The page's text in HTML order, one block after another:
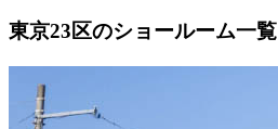
東京23区のショールーム一覧